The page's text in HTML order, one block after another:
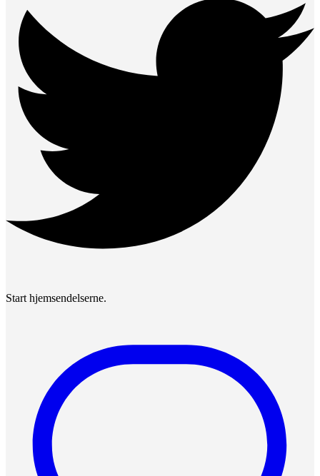
Start hjemsendelserne.